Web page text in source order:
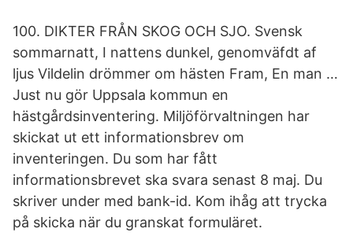
100. DIKTER FRÅN SKOG OCH SJO. Svensk
sommarnatt, I nattens dunkel, genomväfdt af
ljus Vildelin drömmer om hästen Fram, En man …
Just nu gör Uppsala kommun en
hästgårdsinventering. Miljöförvaltningen har
skickat ut ett informationsbrev om
inventeringen. Du som har fått
informationsbrevet ska svara senast 8 maj. Du
skriver under med bank-id. Kom ihåg att trycka
på skicka när du granskat formuläret.